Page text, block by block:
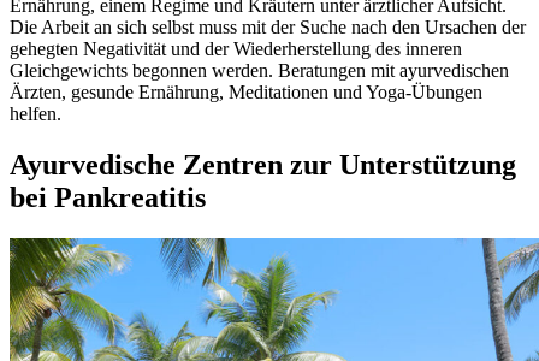
Ernährung, einem Regime und Kräutern unter ärztlicher Aufsicht.
Die Arbeit an sich selbst muss mit der Suche nach den Ursachen der
gehegten Negativität und der Wiederherstellung des inneren
Gleichgewichts begonnen werden. Beratungen mit ayurvedischen
Ärzten, gesunde Ernährung, Meditationen und Yoga-Übungen
helfen.
Ayurvedische Zentren zur Unterstützung
bei Pankreatitis